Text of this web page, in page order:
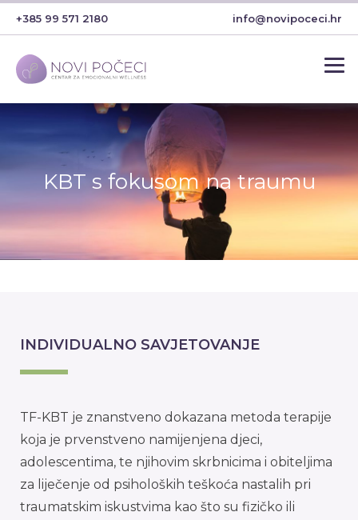
+385 99 571 2180 info@novipoceci.hr
KBT s fokusom na traumu
INDIVIDUALNO SAVJETOVANJE
TF-KBT je znanstveno dokazana metoda terapije
koja je prvenstveno namijenjena djeci,
adolescentima, te njihovim skrbnicima i obiteljima
za liječenje od psiholoških teškoća nastalih pri
traumatskim iskustvima kao što su fizičko ili